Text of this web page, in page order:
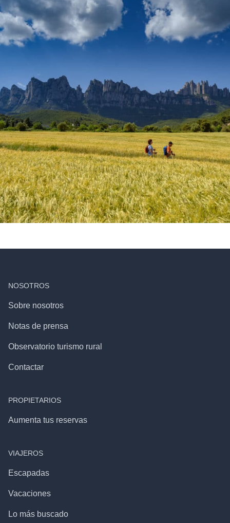
NOSOTROS
Sobre nosotros
Notas de prensa
Observatorio turismo rural
Contactar
PROPIETARIOS
Aumenta tus reservas
VIAJEROS
Escapadas
Vacaciones
Lo más buscado